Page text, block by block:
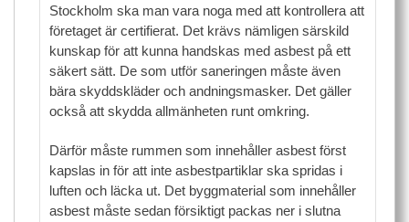
Stockholm ska man vara noga med att kontrollera att
företaget är certifierat. Det krävs nämligen särskild
kunskap för att kunna handskas med asbest på ett
säkert sätt. De som utför saneringen måste även
bära skyddskläder och andningsmasker. Det gäller
också att skydda allmänheten runt omkring.
Därför måste rummen som innehåller asbest först
kapslas in för att inte asbestpartiklar ska spridas i
luften och läcka ut. Det byggmaterial som innehåller
asbest måste sedan försiktigt packas ner i slutna